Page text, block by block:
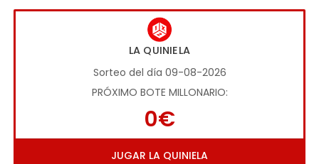
LA QUINIELA
Sorteo del día 09-08-2026
PRÓXIMO BOTE MILLONARIO:
0€
JUGAR LA QUINIELA